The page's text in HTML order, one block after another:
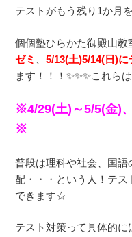
テストがもう残り1か月
個個塾ひらかた御殿山教
ゼミ
、5/13(土)5/14(日)に
ます！！！✨✨✨これら
※4/29(土)～5/5(金)
※
普段は理科や社会、国
配・・・という人！テス
できます☆
テスト対策って具体的